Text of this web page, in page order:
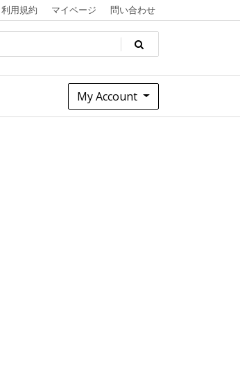
利用規約 マイページ 問い合わせ
My Account